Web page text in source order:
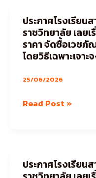
ประกาศโรงเรีย
ราชวิทยาลัย เลย
ราคา จัดซื้อเวชภั
โดยวิธีเฉพาะเจาะ
25/06/2026
ประกาศ
โรงเรียนสาธิต
มหาวิทยาลัย
มหา
มกุฏ
วิทยาลัย
ผู้
ชนะ
Read Post »
ประกาศโรงเรีย
ประกาศ